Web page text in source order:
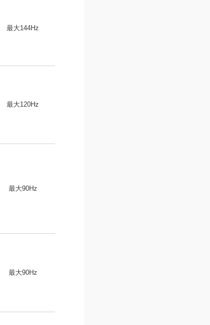
最大144Hz
最大120Hz
最大90Hz
最大90Hz